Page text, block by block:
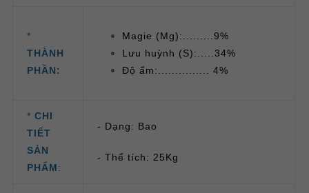
*
THÀNH
PHẦN:
Magie (Mg):.........9%
Lưu huỳnh (S):.....34%
Độ ẩm:............... 4%
* CHI
TIẾT
SẢN
PHẨM:
- Dạng: Bao
- Thể tích: 25Kg